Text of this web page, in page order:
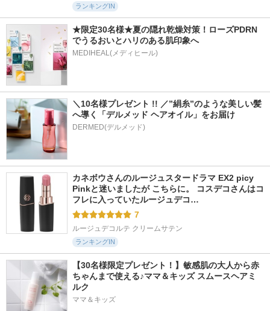
ランキングIN
★限定30名様★夏の隠れ乾燥対策！ローズPDRN
でうるおいとハリのある肌印象へ
MEDIHEAL(メディヒール)
＼10名様プレゼント !! ／”絹糸”のような美しい髪
へ導く「デルメッド ヘアオイル」をお届け
DERMED(デルメッド)
カネボウさんのルージュスタードラマ EX2 picy
Pinkと迷いましたが こちらに。 コスデコさんはコ
フレに入っていたルージュデコ…
7
ルージュデコルテ クリームサテン
ランキングIN
【30名様限定プレゼント！】敏感肌の大人から赤
ちゃんまで使える♪ママ＆キッズ スムースヘアミ
ルク
ママ＆キッズ